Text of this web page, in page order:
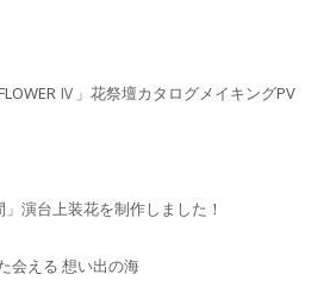
FLOWER Ⅳ」花祭壇カタログメイキングPV
演台上装花を制作しました！
会える 想い出の海